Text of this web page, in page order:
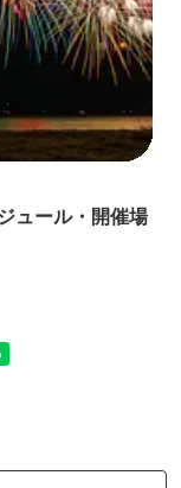
ュール・開催場